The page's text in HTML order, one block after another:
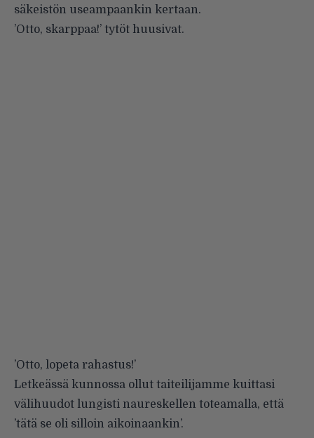
säkeistön useampaankin kertaan.
’Otto, skarppaa!’ tytöt huusivat.
’Otto, lopeta rahastus!’
Letkeässä kunnossa ollut taiteilijamme kuittasi
välihuudot lungisti naureskellen toteamalla, että
’tätä se oli silloin aikoinaankin’.